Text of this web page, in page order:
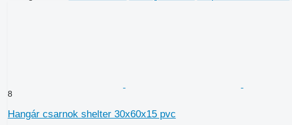
8
Hangár csarnok shelter 30x60x15 pvc